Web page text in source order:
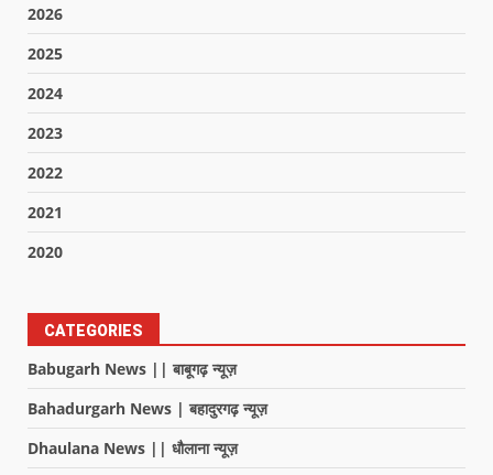
2026
2025
2024
2023
2022
2021
2020
CATEGORIES
Babugarh News || बाबूगढ़ न्यूज़
Bahadurgarh News | बहादुरगढ़ न्यूज़
Dhaulana News || धौलाना न्यूज़